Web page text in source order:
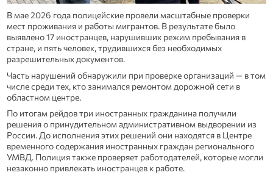
В мае 2026 года полицейские провели масштабные проверки
мест проживания и работы мигрантов. В результате было
выявлено 17 иностранцев, нарушивших режим пребывания в
стране, и пять человек, трудившихся без необходимых
разрешительных документов.
Часть нарушений обнаружили при проверке организаций — в том
числе среди тех, кто занимался ремонтом дорожной сети в
областном центре.
По итогам рейдов три иностранных гражданина получили
решения о принудительном административном выдворении из
России. До исполнения этих решений они находятся в Центре
временного содержания иностранных граждан регионального
УМВД. Полиция также проверяет работодателей, которые могли
незаконно привлекать иностранцев к работе.